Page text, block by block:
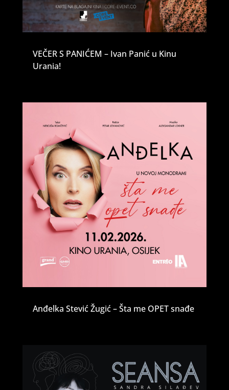
VEČER S PANIĆEM – Ivan Panić u Kinu
Urania!
Anđelka Stević Žugić – Šta me OPET snađe